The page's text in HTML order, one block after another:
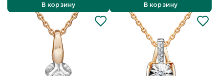
В корзину
В корзину